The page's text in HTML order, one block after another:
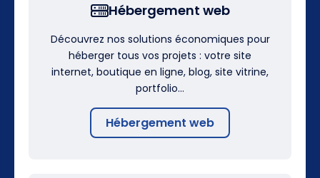
Hébergement web
Découvrez nos solutions économiques pour
héberger tous vos projets : votre site
internet, boutique en ligne, blog, site vitrine,
portfolio…
Hébergement web